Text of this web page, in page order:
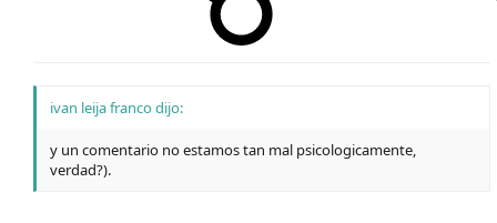
ivan leija franco dijo:
y un comentario no estamos tan mal psicologicamente,
verdad?).